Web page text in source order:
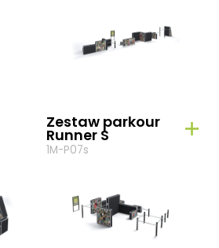
Zestaw parkour
Runner S
1M-P07s